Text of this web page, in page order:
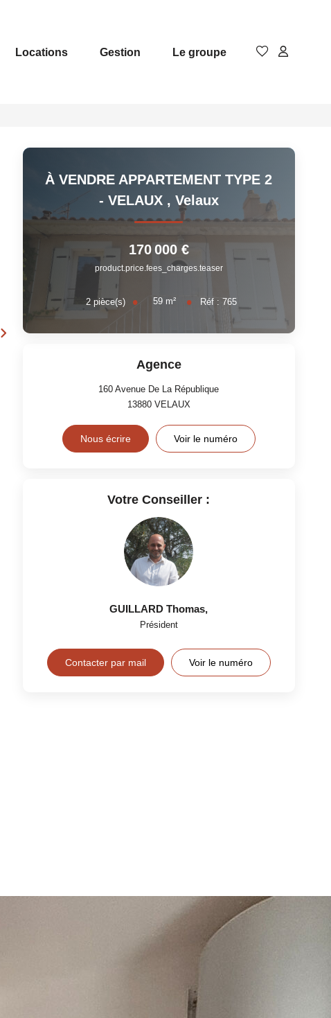
Locations Gestion Le groupe
À VENDRE APPARTEMENT TYPE 2
- VELAUX , Velaux
170 000 €
product.price.fees_charges.teaser
2pièce(s) 59 m² Réf :765
Agence
160 Avenue De La République
13880 VELAUX
Nous écrire Voir le numéro
Votre Conseiller :
GUILLARD Thomas,
Président
Contacter par mail Voir le numéro